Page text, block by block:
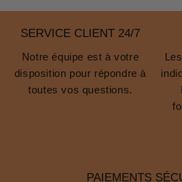
SERVICE CLIENT 24/7
Notre équipe est à votre
disposition pour répondre à
toutes vos questions.
PAIEMENTS